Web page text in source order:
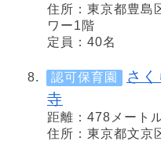
住所：東京都豊島
ワー1階
定員：40名
認可保育園
さ
寺
距離：478メート
住所：東京都文京